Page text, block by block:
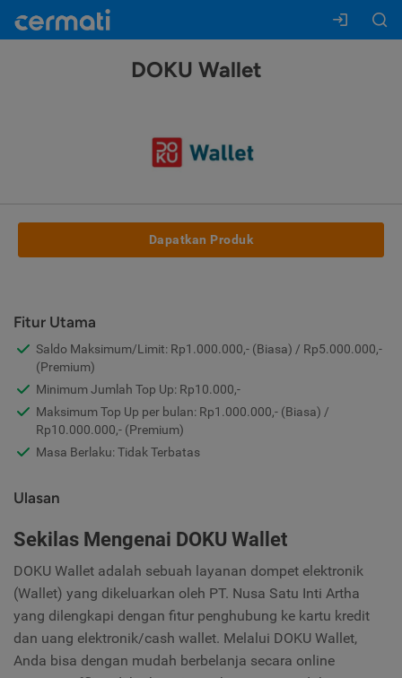
DOKU Wallet
Dapatkan Produk
Fitur Utama
Saldo Maksimum/Limit: Rp1.000.000,- (Biasa) / Rp5.000.000,-
(Premium)
Minimum Jumlah Top Up: Rp10.000,-
Maksimum Top Up per bulan: Rp1.000.000,- (Biasa) /
Rp10.000.000,- (Premium)
Masa Berlaku: Tidak Terbatas
Ulasan
Sekilas Mengenai DOKU Wallet
DOKU Wallet adalah sebuah layanan dompet elektronik
(Wallet) yang dikeluarkan oleh PT. Nusa Satu Inti Artha
yang dilengkapi dengan fitur penghubung ke kartu kredit
dan uang elektronik/cash wallet. Melalui DOKU Wallet,
Anda bisa dengan mudah berbelanja secara online